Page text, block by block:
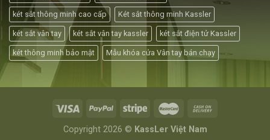
két sắt thông minh cao cấp Két sắt thông minh Kassler
két sắt vân tay két sắt vân tay kassler két sắt điện tử Kassler
két thông minh bảo mật Mẫu khóa cửa Vân tay bán chạy
Copyright 2026 © KassLer Việt Nam